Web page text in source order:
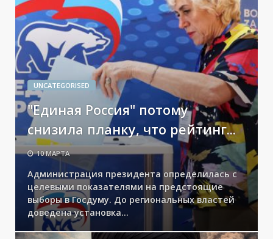
UNCATEGORISED
"Единая Россия" потому
снизила планку, что рейтинг...
10 МАРТА
Администрация президента определилась с
целевыми показателями на предстоящие
выборы в Госдуму. До региональных властей
доведена установка...